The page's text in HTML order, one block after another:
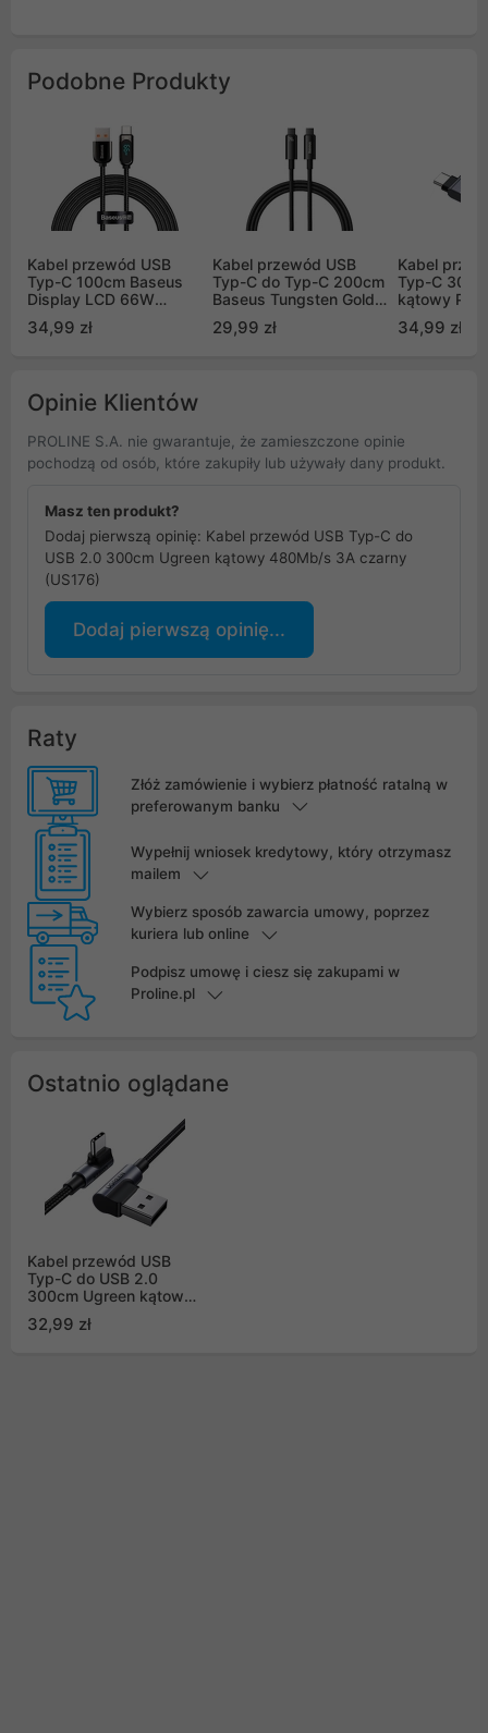
Podobne Produkty
Kabel przewód USB
Typ-C 100cm Baseus
Display LCD 66W
ładowania - czarny
34,99 zł
Kabel przewód USB
Typ-C do Typ-C 200cm
Baseus Tungsten Gold,
(CAWJ040101)
29,99 zł
Kabel
Typ-C
kątowy
34,99 zł
Opinie Klientów
PROLINE S.A. nie gwarantuje, że zamieszczone opinie
pochodzą od osób, które zakupiły lub używały dany produkt.
Masz ten produkt?
Dodaj pierwszą opinię: Kabel przewód USB Typ-C do
USB 2.0 300cm Ugreen kątowy 480Mb/s 3A czarny
(US176)
Dodaj pierwszą opinię...
Raty
Złóż zamówienie i wybierz płatność ratalną w
preferowanym banku
Wypełnij wniosek kredytowy, który otrzymasz
mailem
Wybierz sposób zawarcia umowy, poprzez
kuriera lub online
Podpisz umowę i ciesz się zakupami w
Proline.pl
Ostatnio oglądane
Kabel przewód USB
Typ-C do USB 2.0
300cm Ugreen kątowy
480Mb/s 3A czarny
(US176)
32,99 zł